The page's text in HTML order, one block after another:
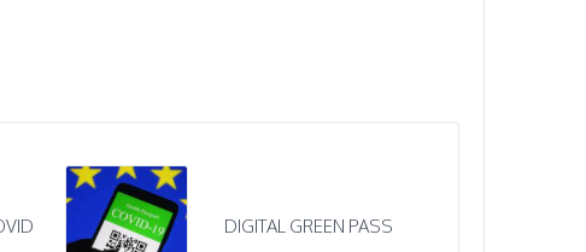
DIGITAL GREEN PASS